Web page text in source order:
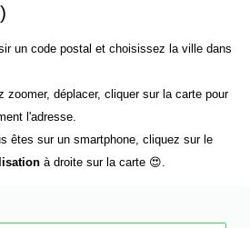
un code postal et choisissez la ville dans
zoomer, déplacer, cliquer sur la carte pour
l'adresse.
êtes sur un smartphone, cliquez sur le
à droite sur la carte 😍.